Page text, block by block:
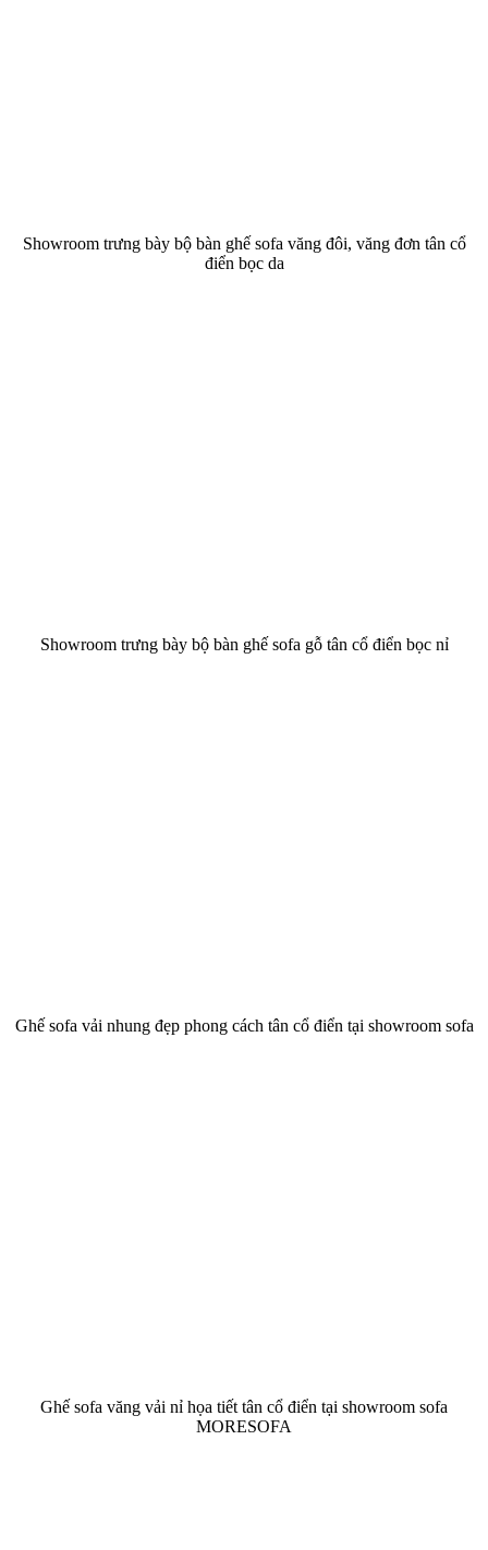
Showroom trưng bày bộ bàn ghế sofa văng đôi, văng đơn tân cổ
điển bọc da
Showroom trưng bày bộ bàn ghế sofa gỗ tân cổ điển bọc nỉ
Ghế sofa vải nhung đẹp phong cách tân cổ điển tại showroom sofa
Ghế sofa văng vải nỉ họa tiết tân cổ điển tại showroom sofa
MORESOFA